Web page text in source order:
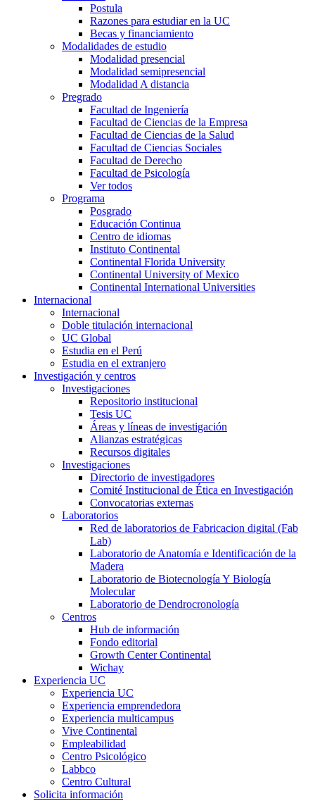
Postula
Razones para estudiar en la UC
Becas y financiamiento
Modalidades de estudio
Modalidad presencial
Modalidad semipresencial
Modalidad A distancia
Pregrado
Facultad de Ingeniería
Facultad de Ciencias de la Empresa
Facultad de Ciencias de la Salud
Facultad de Ciencias Sociales
Facultad de Derecho
Facultad de Psicología
Ver todos
Programa
Posgrado
Educación Continua
Centro de idiomas
Instituto Continental
Continental Florida University
Continental University of Mexico
Continental International Universities
Internacional
Internacional
Doble titulación internacional
UC Global
Estudia en el Perú
Estudia en el extranjero
Investigación y centros
Investigaciones
Repositorio institucional
Tesis UC
Áreas y líneas de investigación
Alianzas estratégicas
Recursos digitales
Investigaciones
Directorio de investigadores
Comité Institucional de Ética en Investigación
Convocatorias externas
Laboratorios
Red de laboratorios de Fabricacion digital (Fab
Lab)
Laboratorio de Anatomía e Identificación de la
Madera
Laboratorio de Biotecnología Y Biología
Molecular
Laboratorio de Dendrocronología
Centros
Hub de información
Fondo editorial
Growth Center Continental
Wichay
Experiencia UC
Experiencia UC
Experiencia emprendedora
Experiencia multicampus
Vive Continental
Empleabilidad
Centro Psicológico
Labbco
Centro Cultural
Solicita información